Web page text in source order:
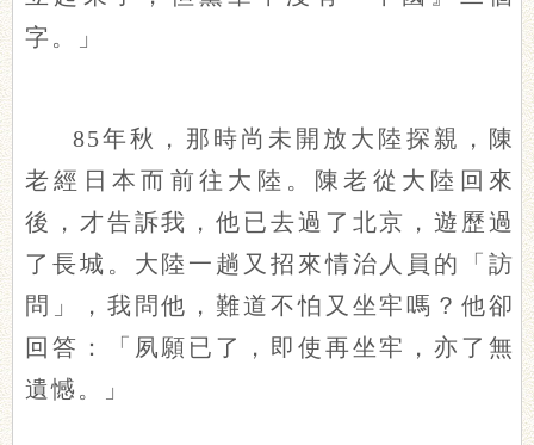
字。」
85年秋，那時尚未開放大陸探親，陳
老經日本而前往大陸。陳老從大陸回來
後，才告訴我，他已去過了北京，遊歷過
了長城。大陸一趟又招來情治人員的「訪
問」，我問他，難道不怕又坐牢嗎？他卻
回答：「夙願已了，即使再坐牢，亦了無
遺憾。」